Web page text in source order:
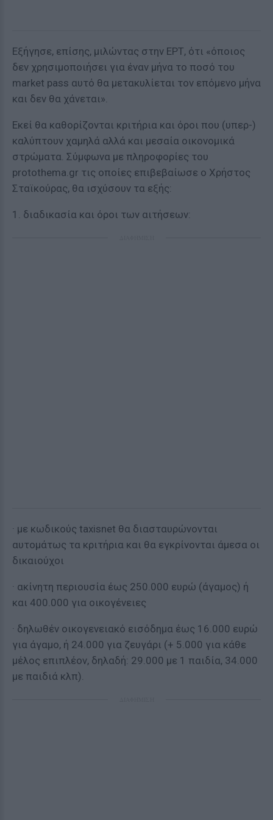
Εξήγησε, επίσης, μιλώντας στην ΕΡΤ, ότι «όποιος
δεν χρησιμοποιήσει για έναν μήνα το ποσό του
market pass αυτό θα μετακυλίεται τον επόμενο μήνα
και δεν θα χάνεται».
Εκεί θα καθορίζονται κριτήρια και όροι που (υπερ-)
καλύπτουν χαμηλά αλλά και μεσαία οικονομικά
στρώματα. Σύμφωνα με πληροφορίες του
protothema.gr τις οποίες επιβεβαίωσε ο Χρήστος
Σταϊκούρας, θα ισχύσουν τα εξής:
1. διαδικασία και όροι των αιτήσεων:
· με κωδικούς taxisnet θα διασταυρώνονται
αυτομάτως τα κριτήρια και θα εγκρίνονται άμεσα οι
δικαιούχοι
· ακίνητη περιουσία έως 250.000 ευρώ (άγαμος) ή
και 400.000 για οικογένειες
· δηλωθέν οικογενειακό εισόδημα έως 16.000 ευρώ
για άγαμο, ή 24.000 για ζευγάρι (+ 5.000 για κάθε
μέλος επιπλέον, δηλαδή: 29.000 με 1 παιδία, 34.000
με παιδιά κλπ).